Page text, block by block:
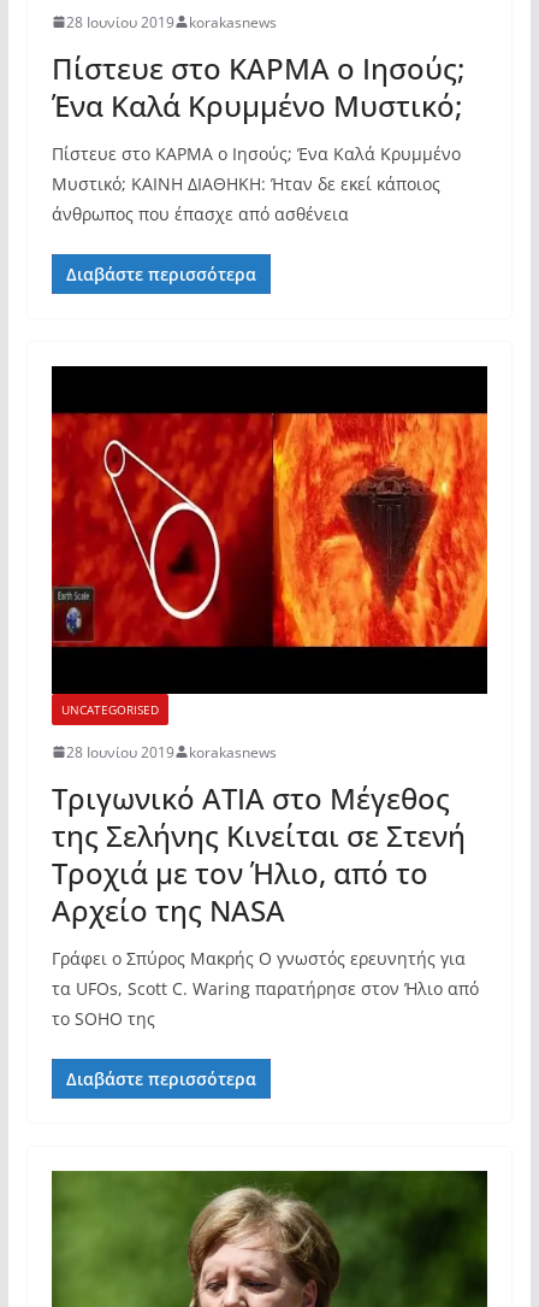
28 Ιουνίου 2019 korakasnews
Πίστευε στο ΚΑΡΜΑ ο Ιησούς;
Ένα Καλά Κρυμμένο Μυστικό;
Πίστευε στο ΚΑΡΜΑ ο Ιησούς; Ένα Καλά Κρυμμένο
Μυστικό; ΚΑΙΝΗ ΔΙΑΘΗΚΗ: Ήταν δε εκεί κάποιος
άνθρωπος που έπασχε από ασθένεια
Διαβάστε περισσότερα
UNCATEGORISED
28 Ιουνίου 2019 korakasnews
Τριγωνικό ΑΤΙΑ στο Μέγεθος
της Σελήνης Κινείται σε Στενή
Τροχιά με τον Ήλιο, από το
Αρχείο της NASA
Γράφει ο Σπύρος Μακρής Ο γνωστός ερευνητής για
τα UFOs, Scott C. Waring παρατήρησε στον Ήλιο από
το SOHO της
Διαβάστε περισσότερα